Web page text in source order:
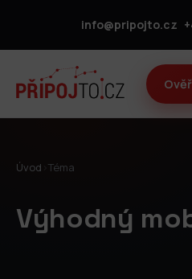
info@pripojto.cz
Úvod Téma
Výhodný